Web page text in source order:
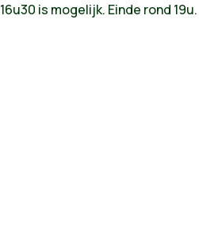
16u30 is mogelijk. Einde rond 19u.